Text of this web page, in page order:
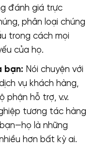
đánh giá trực
phân loại chúng
trong cách mọi
của họ.
bạn: Nói chuyện với
vụ khách hàng,
phận hỗ trợ, v.v.
tương tác hàng
là những
hơn bất kỳ ai.